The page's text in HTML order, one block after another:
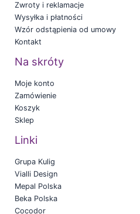
Zwroty i reklamacje
Wysyłka i płatności
Wzór odstąpienia od umowy
Kontakt
Na skróty
Moje konto
Zamówienie
Koszyk
Sklep
Linki
Grupa Kulig
Vialli Design
Mepal Polska
Beka Polska
Cocodor